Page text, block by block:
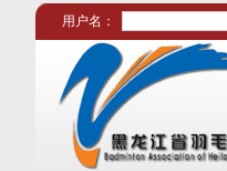
用户名：